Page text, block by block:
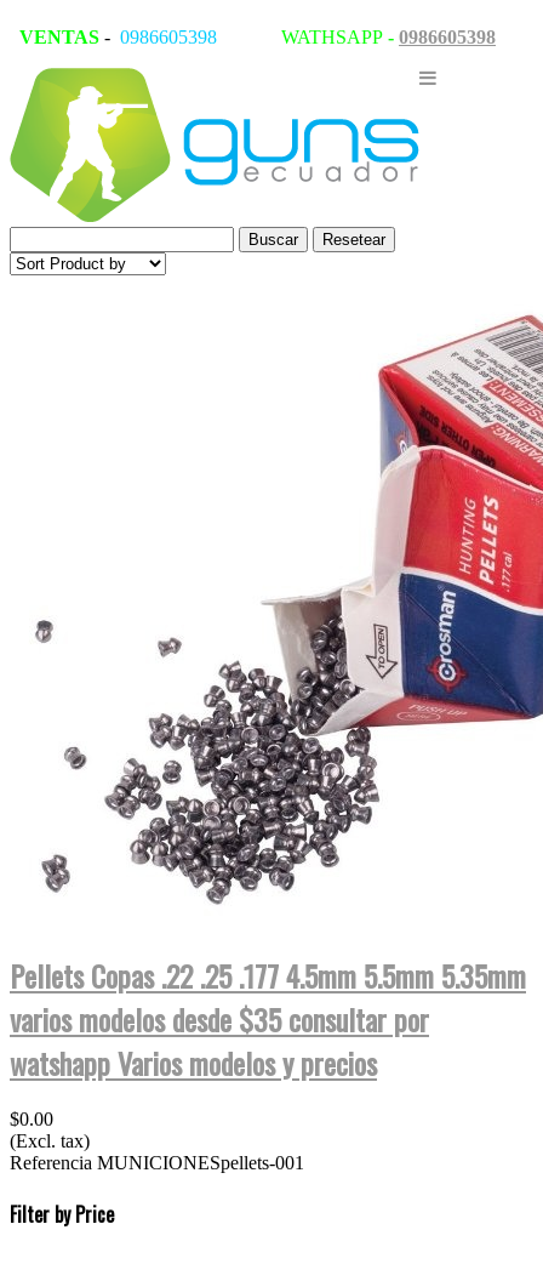
VENTAS - 0986605398 WATHSAPP - 0986605398
Pellets Copas .22 .25 .177 4.5mm 5.5mm 5.35mm
varios modelos desde $35 consultar por
watshapp Varios modelos y precios
$0.00
(Excl. tax)
Referencia MUNICIONESpellets-001
Filter by Price